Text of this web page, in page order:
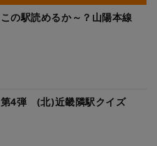
この駅読めるか～？山陽本線
第4弾 (北)近畿隣駅クイズ